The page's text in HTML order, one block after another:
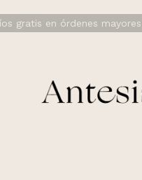
gratis en órdenes